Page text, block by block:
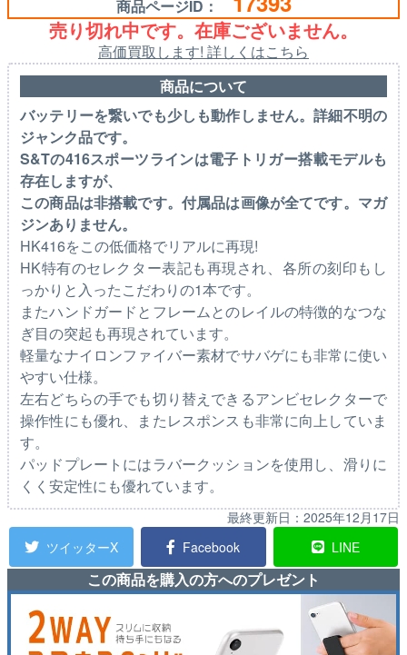
商品ページID：
売り切れ中です。在庫ございません。
高価買取します! 詳しくはこちら
商品について
バッテリーを繋いでも少しも動作しません。詳細不明の
ジャンク品です。
S&Tの416スポーツラインは電子トリガー搭載モデルも
存在しますが、
この商品は非搭載です。付属品は画像が全てです。マガ
ジンありません。
HK416をこの低価格でリアルに再現!
HK特有のセレクター表記も再現され、各所の刻印もし
っかりと入ったこだわりの1本です。
またハンドガードとフレームとのレイルの特徴的なつな
ぎ目の突起も再現されています。
軽量なナイロンファイバー素材でサバゲにも非常に使い
やすい仕様。
左右どちらの手でも切り替えできるアンビセレクターで
操作性にも優れ、またレスポンスも非常に向上していま
す。
パッドプレートにはラバークッションを使用し、滑りに
くく安定性にも優れています。
最終更新日： 2025年12月17日
ツイッターX
Facebook LINE
この商品を購入の方へのプレゼント